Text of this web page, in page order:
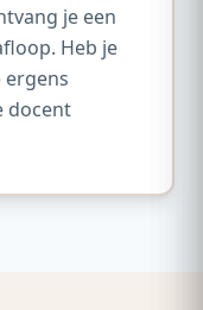
je een
Heb je
docent